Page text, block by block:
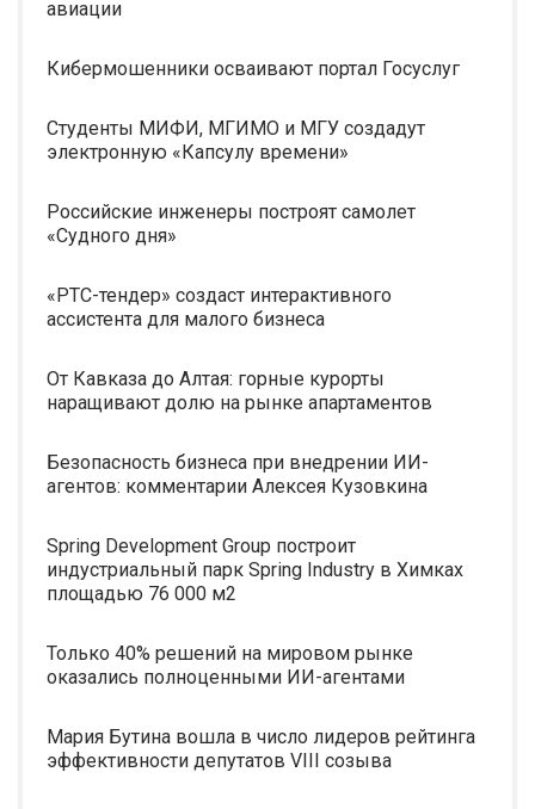
авиации
Кибермошенники осваивают портал Госуслуг
Студенты МИФИ, МГИМО и МГУ создадут
электронную «Капсулу времени»
Российские инженеры построят самолет
«Судного дня»
«РТС-тендер» создаст интерактивного
ассистента для малого бизнеса
От Кавказа до Алтая: горные курорты
наращивают долю на рынке апартаментов
Безопасность бизнеса при внедрении ИИ-
агентов: комментарии Алексея Кузовкина
Spring Development Group построит
индустриальный парк Spring Industry в Химках
площадью 76 000 м2
Только 40% решений на мировом рынке
оказались полноценными ИИ-агентами
Мария Бутина вошла в число лидеров рейтинга
эффективности депутатов VIII созыва